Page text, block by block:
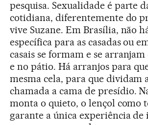
pesquisa. Sexualidade é parte
cotidiana, diferentemente do
vive Suzane. Em Brasília, não
específica para as casadas ou
casais se formam e se arranjam
e no pátio. Há arranjos para
mesma cela, para que dividam
chamada a cama de presídio.
monta o quieto, o lençol como
garante a única experiência